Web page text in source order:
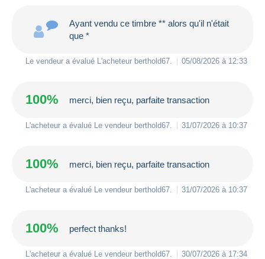
Ayant vendu ce timbre ** alors qu'il n'était
que *
Le vendeur a évalué L'acheteur berthold67. 05/08/2026 à 12:33
100% merci, bien reçu, parfaite transaction
L'acheteur a évalué Le vendeur berthold67. 31/07/2026 à 10:37
100% merci, bien reçu, parfaite transaction
L'acheteur a évalué Le vendeur berthold67. 31/07/2026 à 10:37
100% perfect thanks!
L'acheteur a évalué Le vendeur berthold67. 30/07/2026 à 17:34